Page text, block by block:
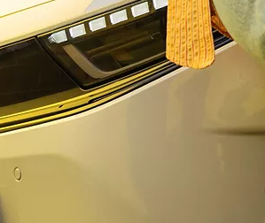
uslugama vašeg vozila, stranica s često postavljanim pitanjima
do nadogradnji, ovdje ćete pronaći sve odgovore.